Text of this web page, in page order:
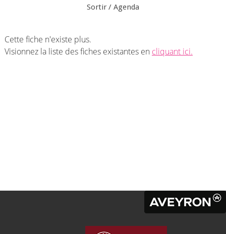
Sortir / Agenda
Cette fiche n'existe plus.
Visionnez la liste des fiches existantes en cliquant ici.